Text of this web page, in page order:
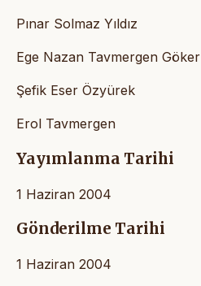
Pınar Solmaz Yıldız
Ege Nazan Tavmergen Göker
Şefik Eser Özyürek
Erol Tavmergen
Yayımlanma Tarihi
1 Haziran 2004
Gönderilme Tarihi
1 Haziran 2004